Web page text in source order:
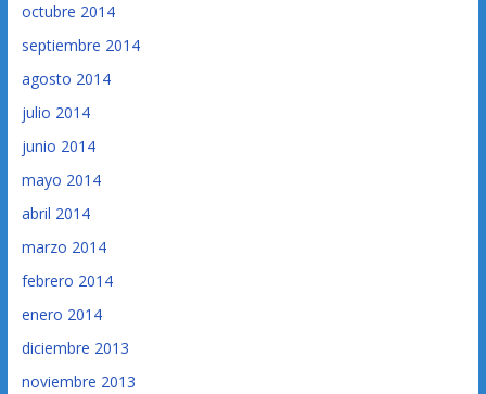
octubre 2014
septiembre 2014
agosto 2014
julio 2014
junio 2014
mayo 2014
abril 2014
marzo 2014
febrero 2014
enero 2014
diciembre 2013
noviembre 2013